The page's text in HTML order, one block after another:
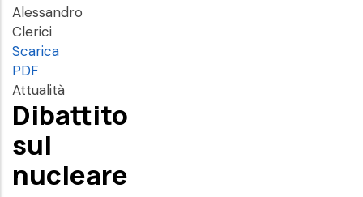
Alessandro
Clerici
Scarica
PDF
Attualità
Dibattito
sul
nucleare